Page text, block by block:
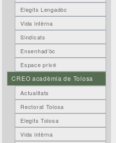
Elegits Lengadòc
Vida intèrna
Sindicats
Ensenhad’òc
Espace privé
CREO acadèmia de Tolosa
Actualitats
Rectorat Tolosa
Elegits Tolosa
Vida intèrna